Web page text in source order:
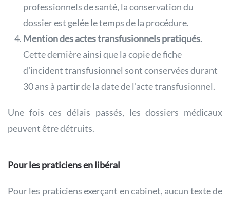
professionnels de santé, la conservation du
dossier est gelée le temps de la procédure.
Mention des actes transfusionnels pratiqués.
Cette dernière ainsi que la copie de fiche
d’incident transfusionnel sont conservées durant
30 ans à partir de la date de l’acte transfusionnel.
Une fois ces délais passés, les dossiers médicaux
peuvent être détruits.
Pour les praticiens en libéral
Pour les praticiens exerçant en cabinet, aucun texte de